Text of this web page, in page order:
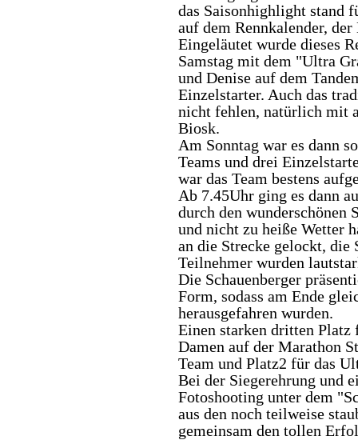
das Saisonhighlight stand
auf dem Rennkalender,
Eingeläutet wurde dieses
Samstag mit dem "Ultra
und Denise auf dem
Einzelstarter. Auch das
nicht fehlen, natürlich mit
Biosk.
Am Sonntag war es dann
Teams und drei
war das Team bestens
Ab 7.45Uhr ging es dann
durch den wunderschönen
und nicht zu heiße Wetter
an die Strecke gelockt,
Teilnehmer wurden
Die Schauenberger
Form, sodass am Ende
herausgefahren wurden.
Einen starken dritten Platz
Damen auf der Marathon
Team und Platz2 für das
Bei der Siegerehrung und
Fotoshooting unter dem
aus den noch teilweise
gemeinsam den tollen